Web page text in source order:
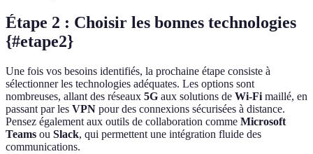
Étape 2 : Choisir les bonnes technologies
{#etape2}
Une fois vos besoins identifiés, la prochaine étape consiste à
sélectionner les technologies adéquates. Les options sont
nombreuses, allant des réseaux 5G aux solutions de Wi-Fi maillé, en
passant par les VPN pour des connexions sécurisées à distance.
Pensez également aux outils de collaboration comme Microsoft
Teams ou Slack, qui permettent une intégration fluide des
communications.